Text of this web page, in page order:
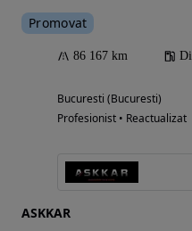
Promovat
86 167 km
Bucuresti (Bucuresti)
Profesionist • Reactualizat
ASKKAR